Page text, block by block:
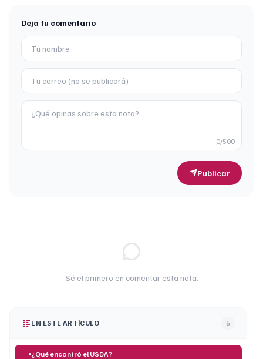
Deja tu comentario
0/500
Publicar
Sé el primero en comentar esta nota.
EN ESTE ARTÍCULO 5
¿Qué encontró el USDA?